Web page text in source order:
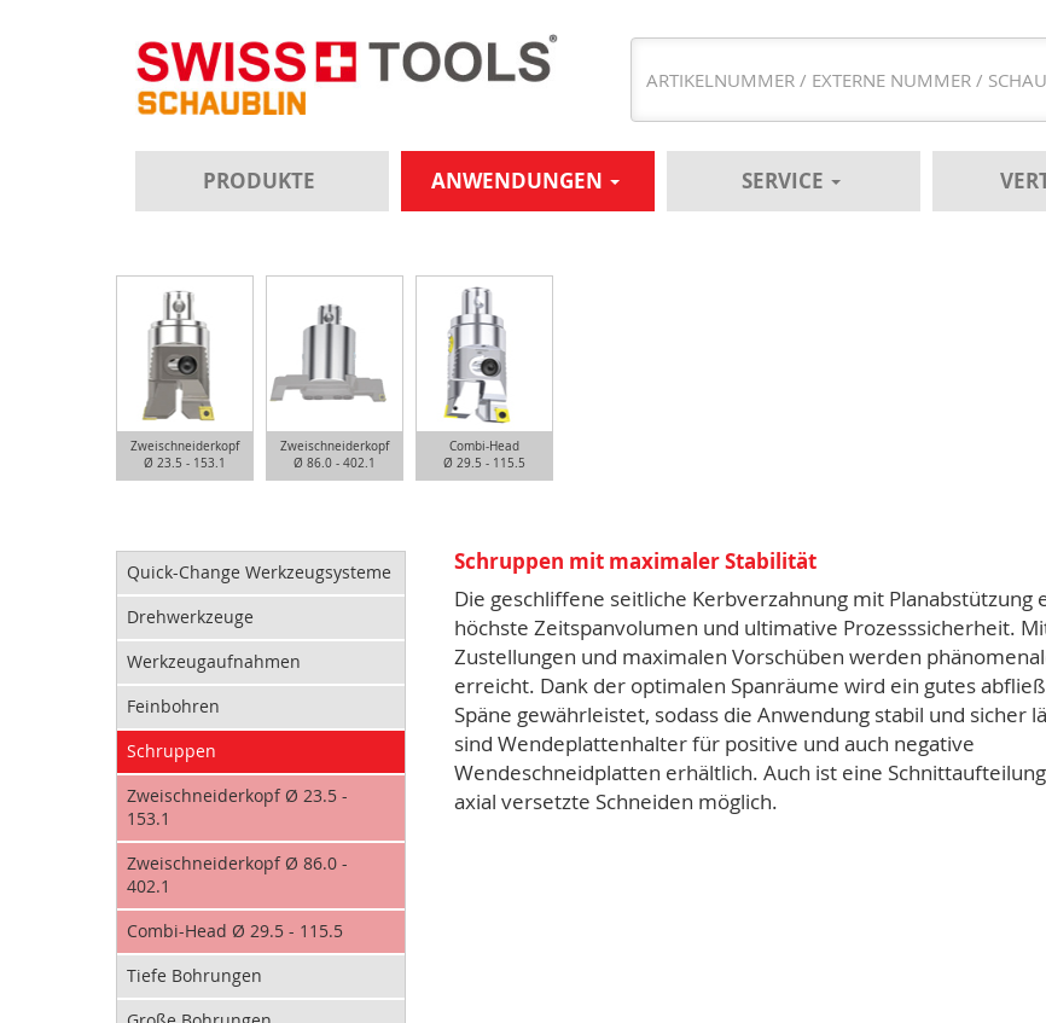
PRODUKTE ANWENDUNGEN SERVICE
Zweischneiderkopf
Ø 23.5 - 153.1
Zweischneiderkopf
Ø 86.0 - 402.1
Combi-Head
Ø 29.5 - 115.5
Quick-Change Werkzeugsysteme
Drehwerkzeuge
Werkzeugaufnahmen
Feinbohren
Schruppen
Zweischneiderkopf Ø 23.5 -
153.1
Zweischneiderkopf Ø 86.0 -
402.1
Combi-Head Ø 29.5 - 115.5
Tiefe Bohrungen
Schruppen mit maximaler Stabilität
Die geschliffene seitliche Kerbverzahnung mit Planabstützung
höchste Zeitspanvolumen und ultimative Prozesssicherheit.
Zustellungen und maximalen Vorschüben werden
erreicht. Dank der optimalen Spanräume wird ein gutes
Späne gewährleistet, sodass die Anwendung stabil und sicher
sind Wendeplattenhalter für positive und auch negative
Wendeschneidplatten erhältlich. Auch ist eine
axial versetzte Schneiden möglich.